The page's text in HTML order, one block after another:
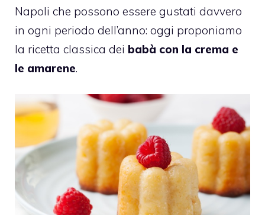
Napoli che possono essere gustati davvero
in ogni periodo dell’anno: oggi proponiamo
la ricetta classica dei babà con la crema e
le amarene.